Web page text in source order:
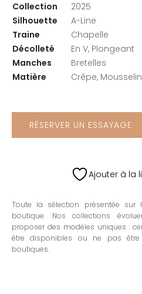
Collection
2025
Silhouette
A-Line
Traine
Chapelle
Décolleté
En V, Plongeant
Manches
Bretelles
Matière
Crêpe,
RÉSERVER UN ESSAYAGE
Ajouter à la
Toute la sélection présentée sur
boutique. Nos collections
proposer des modèles uniques :
être disponibles ou ne pas
boutiques.